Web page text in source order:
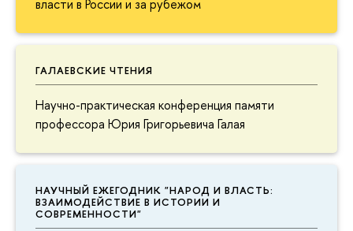
власти в России и за рубежом
ГАЛАЕВСКИЕ ЧТЕНИЯ
Научно-практическая конференция памяти
профессора Юрия Григорьевича Галая
НАУЧНЫЙ ЕЖЕГОДНИК "НАРОД И ВЛАСТЬ:
ВЗАИМОДЕЙСТВИЕ В ИСТОРИИ И
СОВРЕМЕННОСТИ"